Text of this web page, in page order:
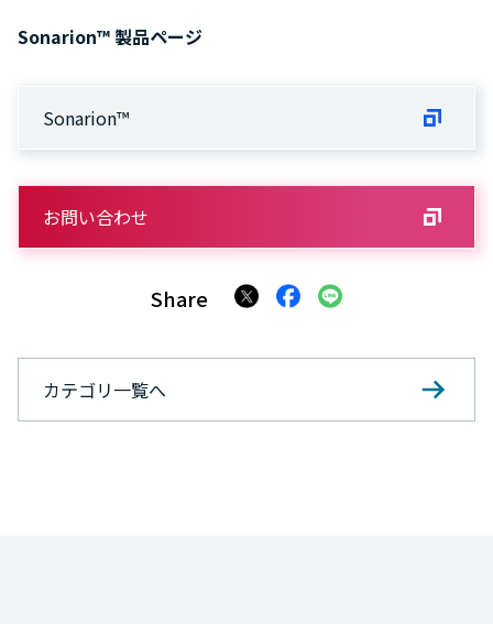
Sonarion™ 製品ページ
Sonarion™
お問い合わせ
Share
カテゴリ一覧へ